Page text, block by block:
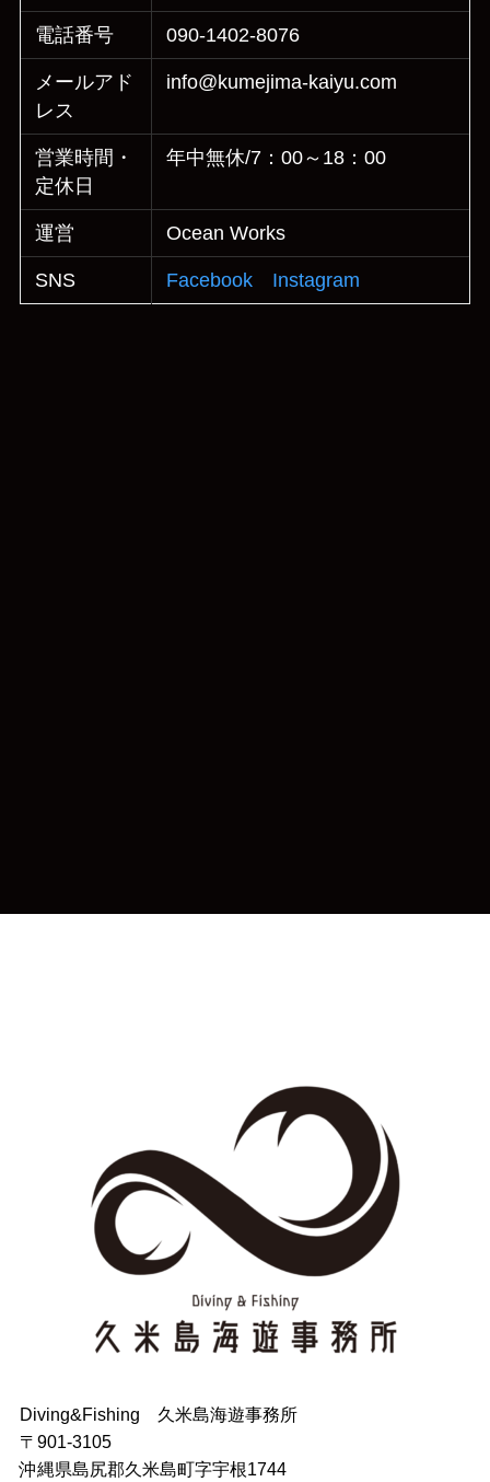
電話番号 090-1402-8076
メールアド
レス
info@kumejima-kaiyu.com
営業時間・
定休日
年中無休/7：00～18：00
運営 Ocean Works
SNS Facebook Instagram
Diving&Fishing 久米島海遊事務所
〒901-3105
沖縄県島尻郡久米島町字宇根1744